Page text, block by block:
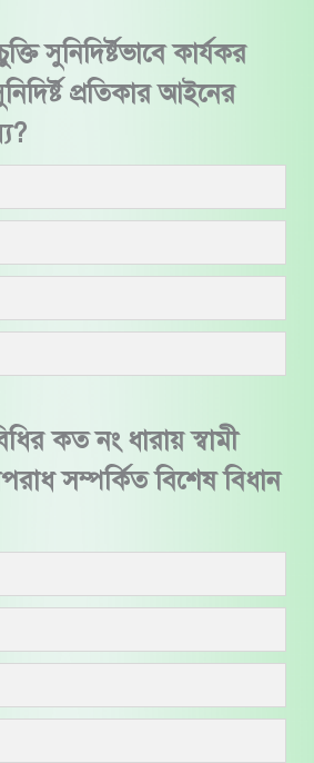
সুনিদির্ষ্টভাবে কার্যকর
প্রতিকার আইনের
কত নং ধারায় স্বামী
সম্পর্কিত বিশেষ বিধান